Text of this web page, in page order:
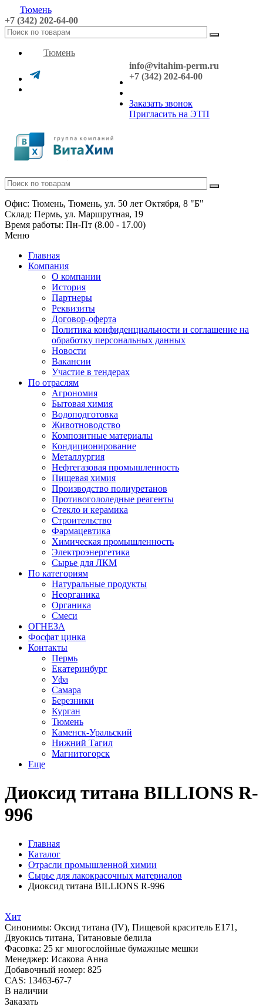
Тюмень
+7 (342) 202-64-00
Тюмень
info@vitahim-perm.ru
+7 (342) 202-64-00
Заказать звонок
Пригласить на ЭТП
Офис: Тюмень, Тюмень, ул. 50 лет Октября, 8 "Б"
Склад: Пермь, ул. Маршрутная, 19
Время работы: Пн-Пт (8.00 - 17.00)
Меню
Главная
Компания
О компании
История
Партнеры
Реквизиты
Договор-оферта
Политика конфиденциальности и соглашение на
обработку персональных данных
Новости
Вакансии
Участие в тендерах
По отраслям
Агрономия
Бытовая химия
Водоподготовка
Животноводство
Композитные материалы
Кондиционирование
Металлургия
Нефтегазовая промышленность
Пищевая химия
Производство полиуретанов
Противогололедные реагенты
Стекло и керамика
Строительство
Фармацевтика
Химическая промышленность
Электроэнергетика
Сырье для ЛКМ
По категориям
Натуральные продукты
Неорганика
Органика
Смеси
ОГНЕЗА
Фосфат цинка
Контакты
Пермь
Екатеринбург
Уфа
Самара
Березники
Курган
Тюмень
Каменск-Уральский
Нижний Тагил
Магнитогорск
Еще
Диоксид титана BILLIONS R-
996
Главная
Каталог
Отрасли промышленной химии
Сырье для лакокрасочных материалов
Диоксид титана BILLIONS R-996
Хит
Синонимы: Оксид титана (IV), Пищевой краситель E171,
Двуокись титана, Титановые белила
Фасовка: 25 кг многослойные бумажные мешки
Менеджер: Исакова Анна
Добавочный номер: 825
CAS: 13463-67-7
В наличии
Заказать